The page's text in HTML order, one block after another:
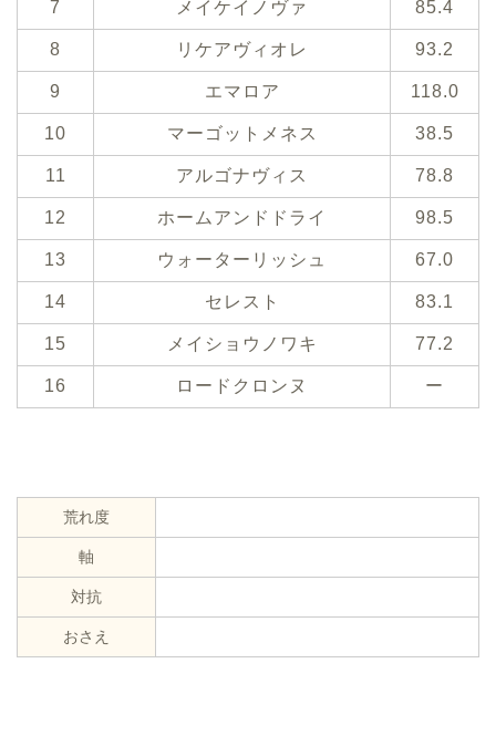
7 メイケイノヴァ 85.4
8 リケアヴィオレ 93.2
9 エマロア 118.0
10 マーゴットメネス 38.5
11 アルゴナヴィス 78.8
12 ホームアンドドライ 98.5
13 ウォーターリッシュ 67.0
14 セレスト 83.1
15 メイショウノワキ 77.2
16 ロードクロンヌ ー
荒れ度
軸
対抗
おさえ